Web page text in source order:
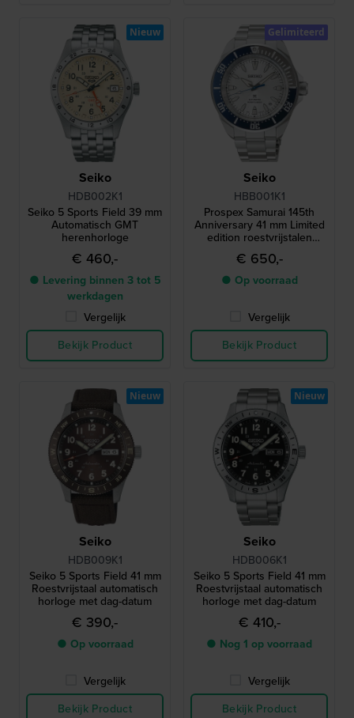
Seiko
HDB002K1
Seiko 5 Sports Field 39 mm
Automatisch GMT
herenhorloge
€ 460,-
● Levering binnen 3 tot 5
werkdagen
Vergelijk
Bekijk Product
Nieuw
Seiko
HBB001K1
Prospex Samurai 145th
Anniversary 41 mm Limited
edition roestvrijstalen
automatisch duikershorloge
€ 650,-
● Op voorraad
Vergelijk
Bekijk Product
Gelimiteerd
Seiko
HDB009K1
Seiko 5 Sports Field 41 mm
Roestvrijstaal automatisch
horloge met dag-datum
€ 390,-
● Op voorraad
Vergelijk
Bekijk Product
Nieuw
Seiko
HDB006K1
Seiko 5 Sports Field 41 mm
Roestvrijstaal automatisch
horloge met dag-datum
€ 410,-
● Nog 1 op voorraad
Vergelijk
Bekijk Product
Nieuw